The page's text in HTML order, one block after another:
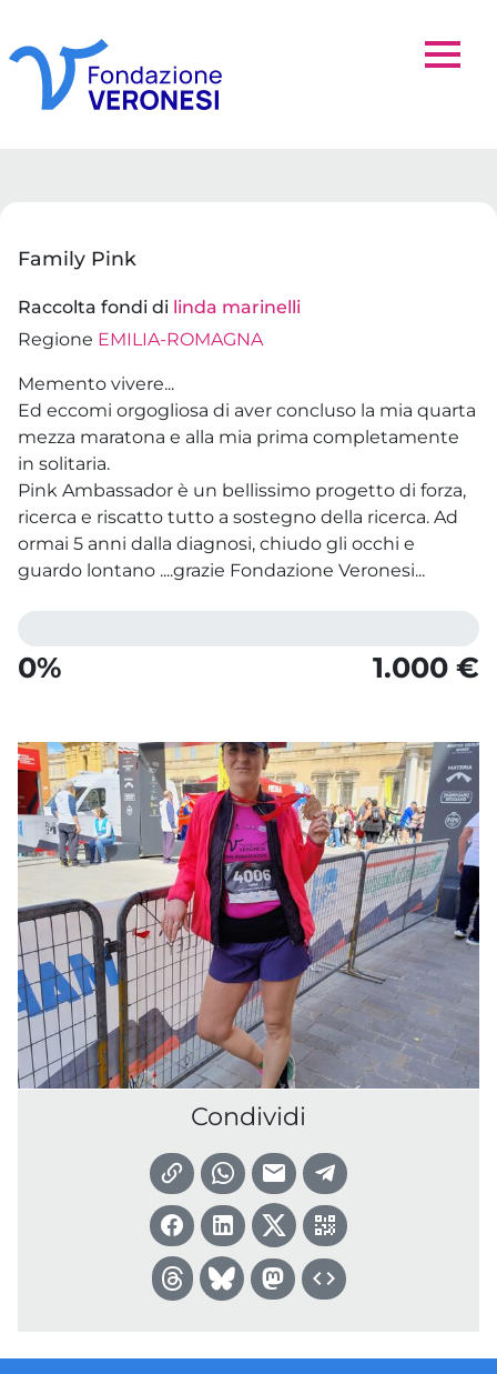
Family Pink
Raccolta fondi di linda marinelli
Regione EMILIA-ROMAGNA
Memento vivere...
Ed eccomi orgogliosa di aver concluso la mia quarta
mezza maratona e alla mia prima completamente
in solitaria.
Pink Ambassador è un bellissimo progetto di forza,
ricerca e riscatto tutto a sostegno della ricerca. Ad
ormai 5 anni dalla diagnosi, chiudo gli occhi e
guardo lontano ....grazie Fondazione Veronesi...
0% 1.000 €
Condividi